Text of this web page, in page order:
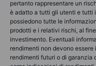
pertanto rappresentare un
è adatto a tutti gli utenti e tutti
possiedono tutte le
prodotti e i relativi rischi, al
investimento. Eventuali
rendimenti non devono
rendimenti futuri o di